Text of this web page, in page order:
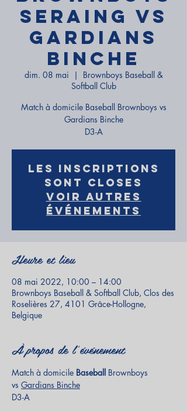
Seraing vs
Gardians
Binche
dim. 08 mai
  |
Brownboys Baseball &
Softball Club
Match à domicile Baseball Brownboys vs
Gardians Binche
D3-A
Les inscriptions
sont closes
Voir autres
événements
Heure et lieu
08 mai 2022, 10:00 – 14:00
Brownboys Baseball & Softball Club, Clos des
Roselières 27, 4101 Grâce-Hollogne,
Belgique
À propos de l'événement
Match à domicile Baseball Brownboys
vs Gardians Binche
D3-A